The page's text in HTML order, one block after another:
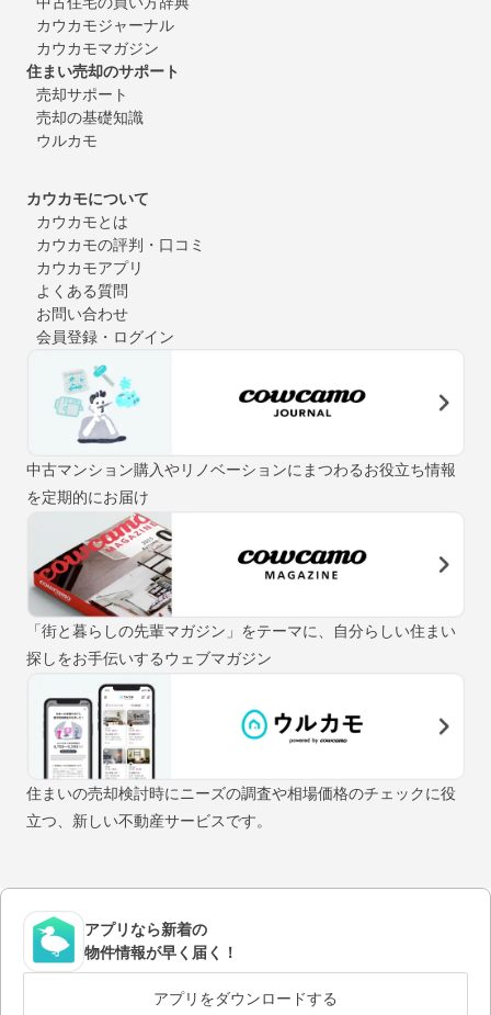
カウカモジャーナル
カウカモマガジン
住まい売却のサポート
売却サポート
売却の基礎知識
ウルカモ
カウカモについて
カウカモとは
カウカモの評判・口コミ
カウカモアプリ
よくある質問
お問い合わせ
会員登録・ログイン
中古マンション購入やリノベーションにまつわるお役立ち情報
を定期的にお届け
「街と暮らしの先輩マガジン」をテーマに、自分らしい住まい
探しをお手伝いするウェブマガジン
住まいの売却検討時にニーズの調査や相場価格のチェックに役
立つ、新しい不動産サービスです。
アプリなら新着の
物件情報が早く届く！
アプリをダウンロードする